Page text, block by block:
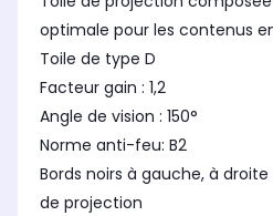
optimale pour les contenus
Toile de type D
Facteur gain : 1,2
Angle de vision : 150°
Norme anti-feu: B2
Bords noirs à gauche, à
de projection